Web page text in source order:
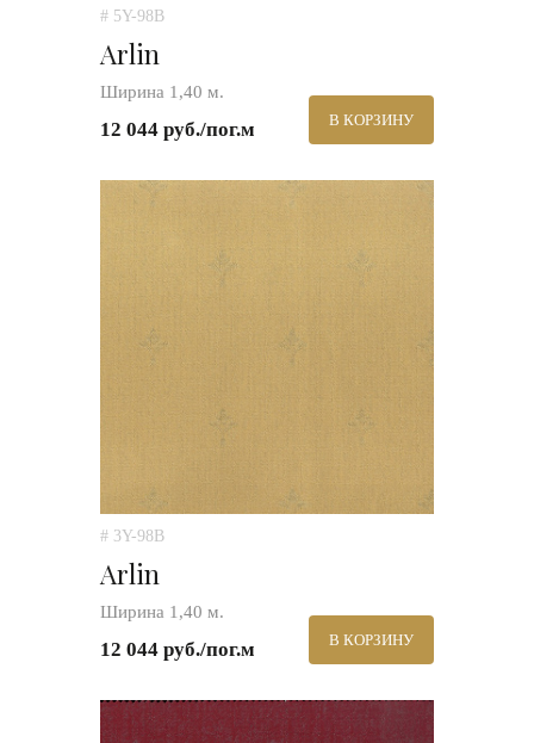
# 5Y-98B
Arlin
Ширина 1,40 м.
12 044 руб./пог.м В КОРЗИНУ
# 3Y-98B
Arlin
Ширина 1,40 м.
12 044 руб./пог.м В КОРЗИНУ